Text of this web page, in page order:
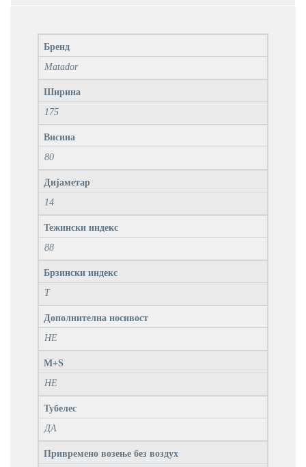
Бренд
Matador
Ширина
175
Висина
80
Дијаметар
14
Тежински индекс
88
Брзински индекс
T
Дополнителна носивост
НЕ
M+S
НЕ
Тубелес
ДА
Привремено возење без воздух